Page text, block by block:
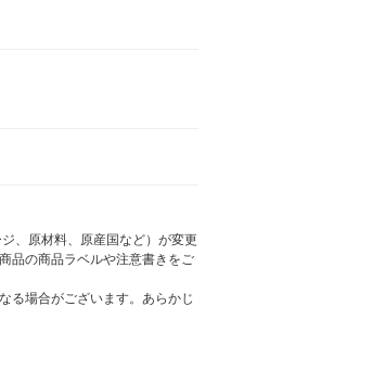
、原材料、原産国など）が変更
品の商品ラベルや注意書きをご
る場合がございます。あらかじ